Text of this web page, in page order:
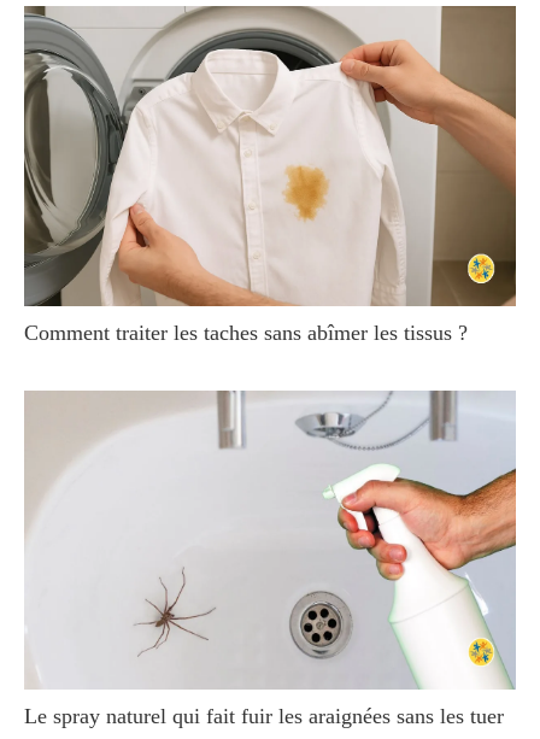
Comment traiter les taches sans abîmer les tissus ?
Le spray naturel qui fait fuir les araignées sans les tuer